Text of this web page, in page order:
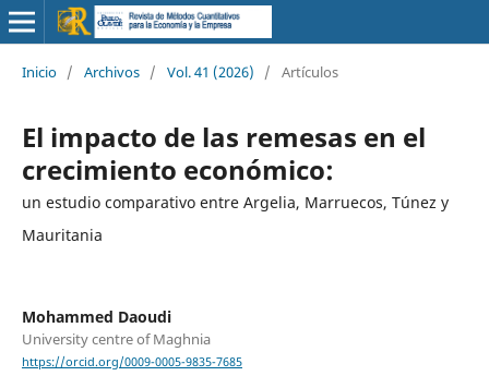
Inicio / Archivos / Vol. 41 (2026) / Artículos
El impacto de las remesas en el
crecimiento económico:
un estudio comparativo entre Argelia, Marruecos, Túnez y
Mauritania
Mohammed Daoudi
University centre of Maghnia
https://orcid.org/0009-0005-9835-7685